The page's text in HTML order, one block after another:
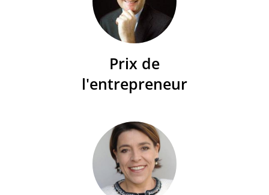
Prix de
l'entrepreneur